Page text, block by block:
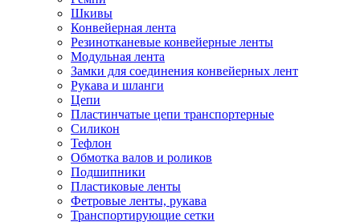
Шкивы
Конвейерная лента
Резинотканевые конвейерные ленты
Модульная лента
Замки для соединения конвейерных лент
Рукава и шланги
Цепи
Пластинчатые цепи транспортерные
Силикон
Тефлон
Обмотка валов и роликов
Подшипники
Пластиковые ленты
Фетровые ленты, рукава
Транспортирующие сетки